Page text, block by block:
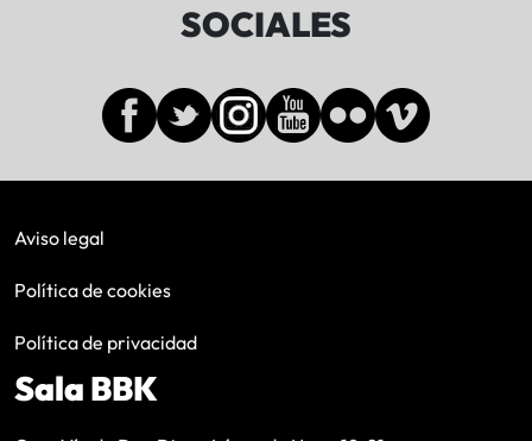
SOCIALES
Aviso legal
Política de cookies
Política de privacidad
Sala BBK